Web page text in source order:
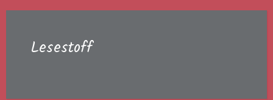
Lesestoff